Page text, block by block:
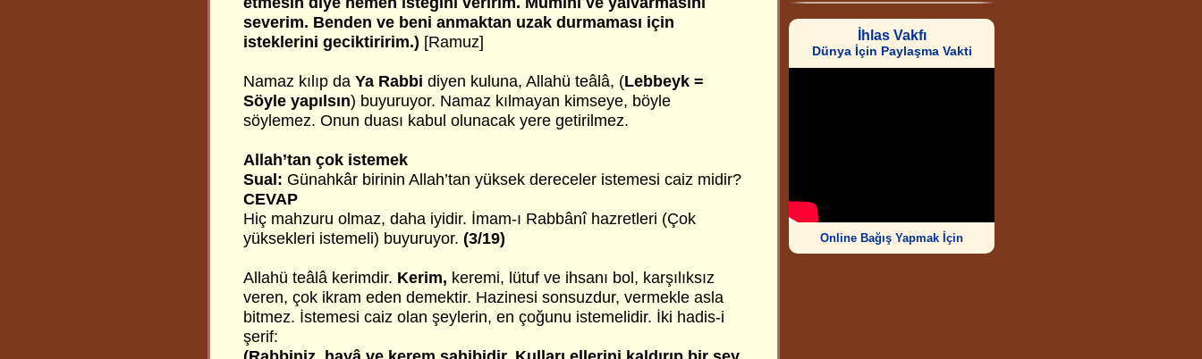
severim. Benden ve beni anmaktan uzak durmaması için
isteklerini geciktiririm.) [Ramuz]
Namaz kılıp da Ya Rabbi diyen kuluna, Allahü teâlâ, (Lebbeyk =
Söyle yapılsın) buyuruyor. Namaz kılmayan kimseye, böyle
söylemez. Onun duası kabul olunacak yere getirilmez.
Allah’tan çok istemek
Sual: Günahkâr birinin Allah’tan yüksek dereceler istemesi caiz midir?
CEVAP
Hiç mahzuru olmaz, daha iyidir. İmam-ı Rabbânî hazretleri (Çok
yüksekleri istemeli) buyuruyor. (3/19)
Allahü teâlâ kerimdir. Kerim, keremi, lütuf ve ihsanı bol, karşılıksız
veren, çok ikram eden demektir. Hazinesi sonsuzdur, vermekle asla
bitmez. İstemesi caiz olan şeylerin, en çoğunu istemelidir. İki hadis-i
şerif:
İhlas Vakfı
Dünya İçin Paylaşma Vakti
Online Bağış Yapmak İçin